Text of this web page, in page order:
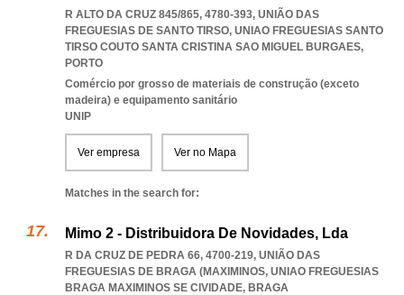
R ALTO DA CRUZ 845/865, 4780-393, UNIÃO DAS
FREGUESIAS DE SANTO TIRSO, UNIAO FREGUESIAS SANTO
TIRSO COUTO SANTA CRISTINA SAO MIGUEL BURGAES,
PORTO
Comércio por grosso de materiais de construção (exceto
madeira) e equipamento sanitário
UNIP
Ver empresa Ver no Mapa
Matches in the search for:
Mimo 2 - Distribuidora De Novidades, Lda
R DA CRUZ DE PEDRA 66, 4700-219, UNIÃO DAS
FREGUESIAS DE BRAGA (MAXIMINOS, UNIAO FREGUESIAS
BRAGA MAXIMINOS SE CIVIDADE, BRAGA